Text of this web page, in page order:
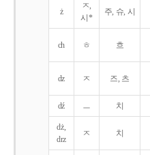
ż
ㅈ,
시*
주, 슈, 시
ch ㅎ 흐
dz ㅈ 즈, 츠
dź ㅡ 치
dż,
drz
ㅈ 치